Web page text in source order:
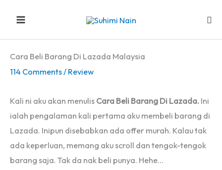
content
Cara Beli Barang Di Lazada Malaysia
114 Comments / Review
Kali ni aku akan menulis Cara Beli Barang Di Lazada. Ini
ialah pengalaman kali pertama aku membeli barang di
Lazada. Inipun disebabkan ada offer murah. Kalau tak
ada keperluan, memang aku scroll dan tengok-tengok
barang saja. Tak da nak beli punya. Hehe…